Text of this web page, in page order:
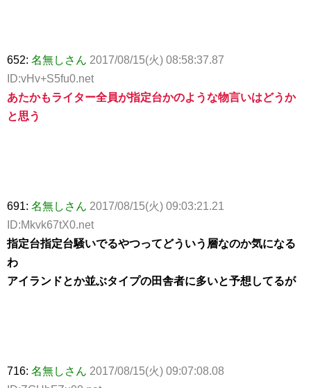
652: 名無しさん 2017/08/15(火) 08:58:37.87
ID:vHv+S5fu0.net
あたかもライター全員が指定台かのような物言いはどうか
と思う
691: 名無しさん 2017/08/15(火) 09:03:21.21
ID:Mkvk67tX0.net
指定台指定台騒いでるやつってどういう層なのか気になる
わ
アイランドとか並ぶタイプの田舎者に多いと予想してるが
716: 名無しさん 2017/08/15(火) 09:07:08.08